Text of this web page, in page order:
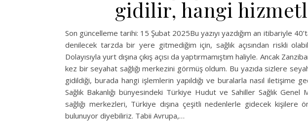
gidilir, hangi
Son güncelleme tarihi: 15 Şubat 2025Bu yazıyı yazdığım an itibariyle
denilecek tarzda bir yere gitmediğim için, sağlık açısından riskli
Dolayısıyla yurt dışına çıkış açısı da yaptırmamıştım haliyle. Ancak
kez bir seyahat sağlığı merkezini görmüş oldum. Bu yazıda sizlere
gidildiği, burada hangi işlemlerin yapıldığı ve buralarla nasıl iletişime
Sağlık Bakanlığı bünyesindeki Türkiye Hudut ve Sahiller Sağlık Genel
sağlığı merkezleri, Türkiye dışına çeşitli nedenlerle gidecek kişilere
bulunuyor diyebiliriz. Tabii Avrupa,…